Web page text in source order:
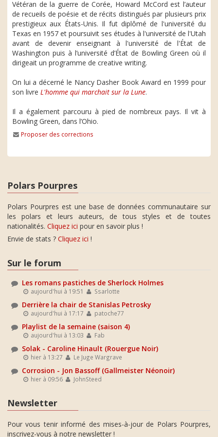
Vétéran de la guerre de Corée, Howard McCord est l’auteur
de recueils de poésie et de récits distingués par plusieurs prix
prestigieux aux États-Unis. Il fut diplômé de l'université du
Texas en 1957 et poursuivit ses études à l'université de l'Utah
avant de devenir enseignant à l'université de l'État de
Washington puis à l’université d’État de Bowling Green où il
dirigeait un programme de creative writing.
On lui a décerné le Nancy Dasher Book Award en 1999 pour
son livre L'homme qui marchait sur la Lune.
Il a également parcouru à pied de nombreux pays. Il vit à
Bowling Green, dans l’Ohio.
Proposer des corrections
Polars Pourpres
Polars Pourpres est une base de données communautaire sur
les polars et leurs auteurs, de tous styles et de toutes
nationalités. Cliquez ici pour en savoir plus !
Envie de stats ? Cliquez ici !
Sur le forum
Les romans pastiches de Sherlock Holmes
aujourd'hui à 19:51 Ssarlotte
Derrière la chair de Stanislas Petrosky
aujourd'hui à 17:17 patoche77
Playlist de la semaine (saison 4)
aujourd'hui à 13:03 Fab
Solak - Caroline Hinault (Rouergue Noir)
hier à 13:27 Le Juge Wargrave
Corrosion - Jon Bassoff (Gallmeister Néonoir)
hier à 09:56 JohnSteed
Newsletter
Pour vous tenir informé des mises-à-jour de Polars Pourpres,
inscrivez-vous à notre newsletter !